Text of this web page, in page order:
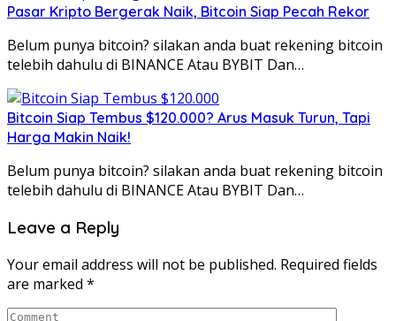
Pasar Kripto Bergerak Naik, Bitcoin Siap Pecah Rekor
Belum punya bitcoin? silakan anda buat rekening bitcoin
telebih dahulu di BINANCE Atau BYBIT Dan…
Bitcoin Siap Tembus $120.000? Arus Masuk Turun, Tapi
Harga Makin Naik!
Belum punya bitcoin? silakan anda buat rekening bitcoin
telebih dahulu di BINANCE Atau BYBIT Dan…
Leave a Reply
Your email address will not be published. Required fields
are marked *